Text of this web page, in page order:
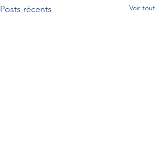
Posts récents Voir tout